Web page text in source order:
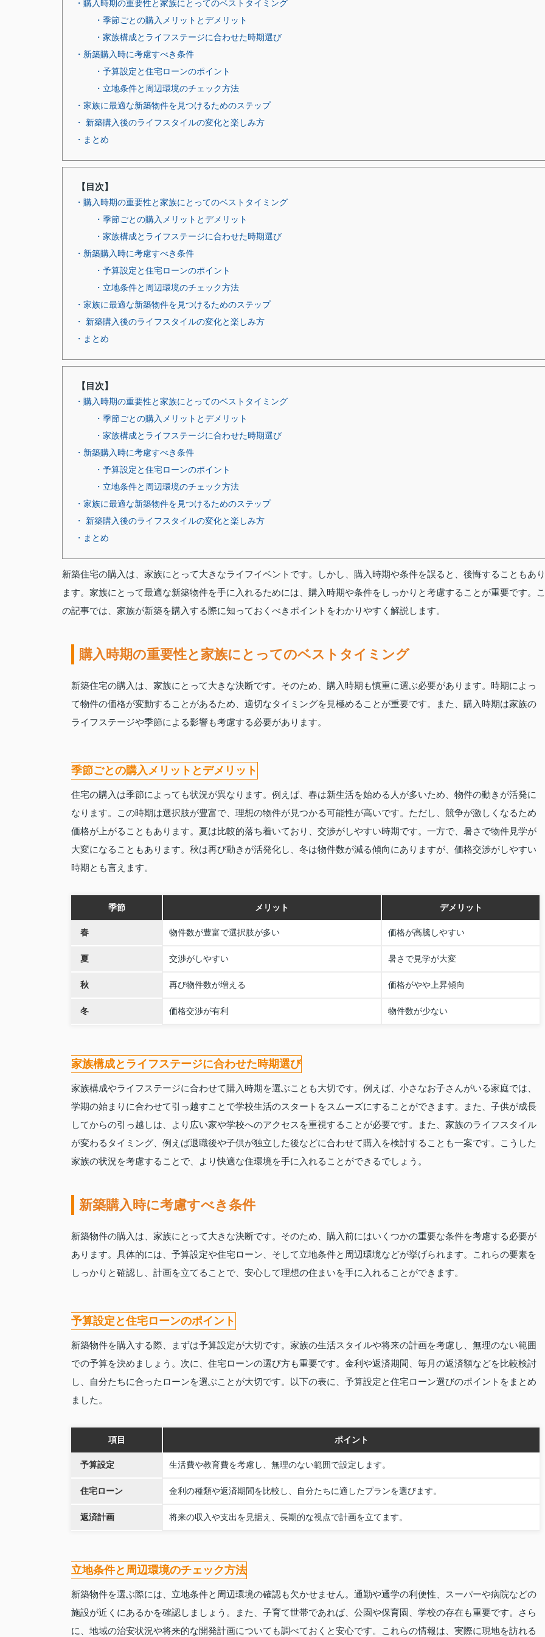
・購入時期の重要性と家族にとってのベストタイミング
・季節ごとの購入メリットとデメリット
・家族構成とライフステージに合わせた時期選び
・新築購入時に考慮すべき条件
・予算設定と住宅ローンのポイント
・立地条件と周辺環境のチェック方法
・家族に最適な新築物件を見つけるためのステップ
・ 新築購入後のライフスタイルの変化と楽しみ方
・まとめ
【目次】
・購入時期の重要性と家族にとってのベストタイミング
・季節ごとの購入メリットとデメリット
・家族構成とライフステージに合わせた時期選び
・新築購入時に考慮すべき条件
・予算設定と住宅ローンのポイント
・立地条件と周辺環境のチェック方法
・家族に最適な新築物件を見つけるためのステップ
・ 新築購入後のライフスタイルの変化と楽しみ方
・まとめ
【目次】
・購入時期の重要性と家族にとってのベストタイミング
・季節ごとの購入メリットとデメリット
・家族構成とライフステージに合わせた時期選び
・新築購入時に考慮すべき条件
・予算設定と住宅ローンのポイント
・立地条件と周辺環境のチェック方法
・家族に最適な新築物件を見つけるためのステップ
・ 新築購入後のライフスタイルの変化と楽しみ方
・まとめ
新築住宅の購入は、家族にとって大きなライフイベントです。しかし、購入時期や条件を誤ると、後悔することもあり
ます。家族にとって最適な新築物件を手に入れるためには、購入時期や条件をしっかりと考慮することが重要です。こ
の記事では、家族が新築を購入する際に知っておくべきポイントをわかりやすく解説します。
購入時期の重要性と家族にとってのベストタイミング
新築住宅の購入は、家族にとって大きな決断です。そのため、購入時期も慎重に選ぶ必要があります。時期によっ
て物件の価格が変動することがあるため、適切なタイミングを見極めることが重要です。また、購入時期は家族の
ライフステージや季節による影響も考慮する必要があります。
季節ごとの購入メリットとデメリット
住宅の購入は季節によっても状況が異なります。例えば、春は新生活を始める人が多いため、物件の動きが活発に
なります。この時期は選択肢が豊富で、理想の物件が見つかる可能性が高いです。ただし、競争が激しくなるため
価格が上がることもあります。夏は比較的落ち着いており、交渉がしやすい時期です。一方で、暑さで物件見学が
大変になることもあります。秋は再び動きが活発化し、冬は物件数が減る傾向にありますが、価格交渉がしやすい
時期とも言えます。
季節 メリット デメリット
春 物件数が豊富で選択肢が多い 価格が高騰しやすい
夏 交渉がしやすい 暑さで見学が大変
秋 再び物件数が増える 価格がやや上昇傾向
冬 価格交渉が有利 物件数が少ない
家族構成とライフステージに合わせた時期選び
家族構成やライフステージに合わせて購入時期を選ぶことも大切です。例えば、小さなお子さんがいる家庭では、
学期の始まりに合わせて引っ越すことで学校生活のスタートをスムーズにすることができます。また、子供が成長
してからの引っ越しは、より広い家や学校へのアクセスを重視することが必要です。また、家族のライフスタイル
が変わるタイミング、例えば退職後や子供が独立した後などに合わせて購入を検討することも一案です。こうした
家族の状況を考慮することで、より快適な住環境を手に入れることができるでしょう。
新築購入時に考慮すべき条件
新築物件の購入は、家族にとって大きな決断です。そのため、購入前にはいくつかの重要な条件を考慮する必要が
あります。具体的には、予算設定や住宅ローン、そして立地条件と周辺環境などが挙げられます。これらの要素を
しっかりと確認し、計画を立てることで、安心して理想の住まいを手に入れることができます。
予算設定と住宅ローンのポイント
新築物件を購入する際、まずは予算設定が大切です。家族の生活スタイルや将来の計画を考慮し、無理のない範囲
での予算を決めましょう。次に、住宅ローンの選び方も重要です。金利や返済期間、毎月の返済額などを比較検討
し、自分たちに合ったローンを選ぶことが大切です。以下の表に、予算設定と住宅ローン選びのポイントをまとめ
ました。
項目 ポイント
予算設定 生活費や教育費を考慮し、無理のない範囲で設定します。
住宅ローン 金利の種類や返済期間を比較し、自分たちに適したプランを選びます。
返済計画 将来の収入や支出を見据え、長期的な視点で計画を立てます。
立地条件と周辺環境のチェック方法
新築物件を選ぶ際には、立地条件と周辺環境の確認も欠かせません。通勤や通学の利便性、スーパーや病院などの
施設が近くにあるかを確認しましょう。また、子育て世帯であれば、公園や保育園、学校の存在も重要です。さら
に、地域の治安状況や将来的な開発計画についても調べておくと安心です。これらの情報は、実際に現地を訪れる